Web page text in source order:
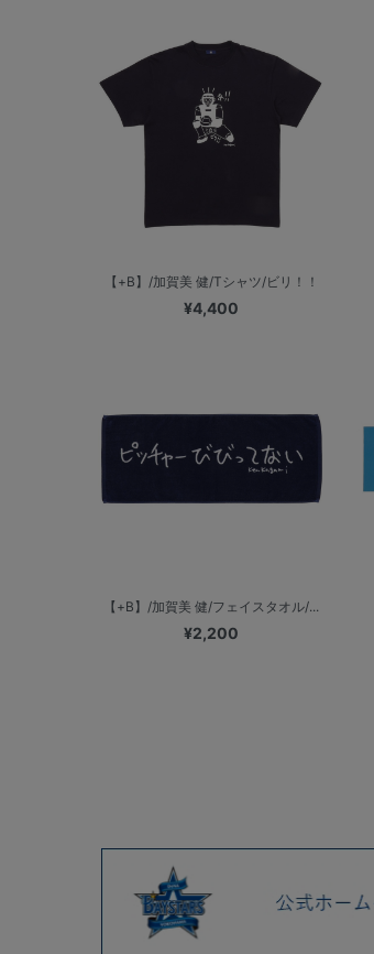
【+B】/加賀美 健/Tシャツ/ビリ！！
¥4,400
【+B】/加賀美 健/フェイスタオル/...
¥2,200